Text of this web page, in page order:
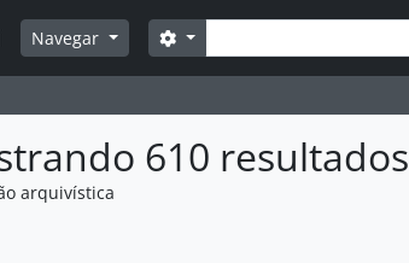
Navegar Buscar
Opções de busca
610 resultados
arquivística